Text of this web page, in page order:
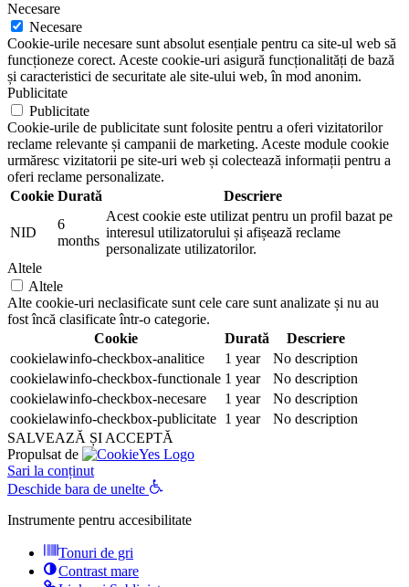
Necesare
Necesare
Cookie-urile necesare sunt absolut esențiale pentru ca site-ul web să
funcționeze corect. Aceste cookie-uri asigură funcționalități de bază
și caracteristici de securitate ale site-ului web, în mod anonim.
Publicitate
Publicitate
Cookie-urile de publicitate sunt folosite pentru a oferi vizitatorilor
reclame relevante și campanii de marketing. Aceste module cookie
urmăresc vizitatorii pe site-uri web și colectează informații pentru a
oferi reclame personalizate.
Cookie Durată Descriere
NID
6
months
Acest cookie este utilizat pentru un profil bazat pe
interesul utilizatorului și afișează reclame
personalizate utilizatorilor.
Altele
Altele
Alte cookie-uri neclasificate sunt cele care sunt analizate și nu au
fost încă clasificate într-o categorie.
Cookie
Durată
Descriere
cookielawinfo-checkbox-analitice
1 year
No description
cookielawinfo-checkbox-functionale 1 year
No description
cookielawinfo-checkbox-necesare
1 year
No description
cookielawinfo-checkbox-publicitate 1 year
No description
SALVEAZĂ ȘI ACCEPTĂ
Propulsat de
Sari la conținut
Deschide bara de unelte
Instrumente pentru accesibilitate
Tonuri de gri
Contrast mare